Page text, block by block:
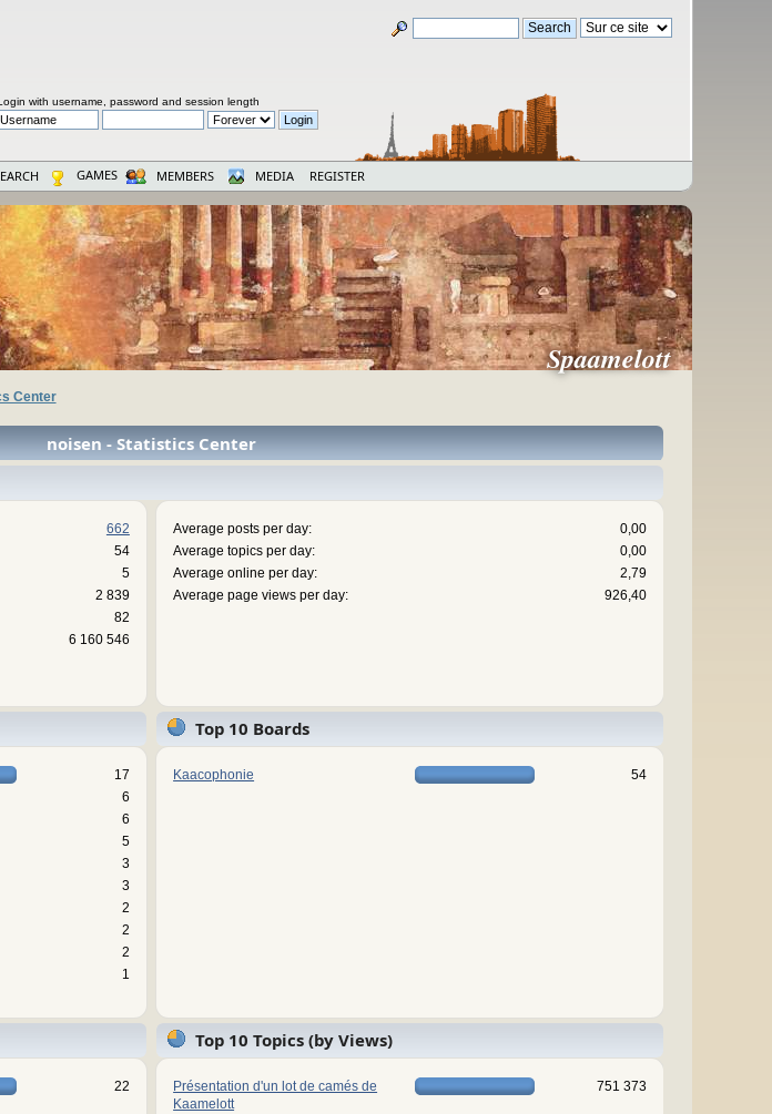
with username, password and session length
GAMES MEMBERS MEDIA REGISTER
Spaamelott
Center
noisen - Statistics Center
662
54
5
2 839
82
6 160 546
Average posts per day:
0,00
Average topics per day:
0,00
Average online per day:
2,79
Average page views per day:
926,40
17
6
6
5
3
3
2
2
2
1
Top 10 Boards
Kaacophonie 54
22
Top 10 Topics (by Views)
Présentation d'un lot de camés de
Kaamelott
751 373